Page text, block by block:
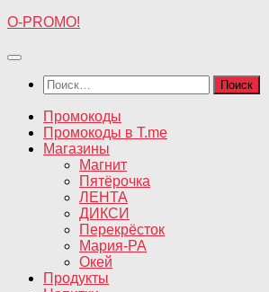
Перейти
содержимому
O-PROMO!
Найти:
Промокоды
Промокоды в T.me
Магазины
Магнит
Пятёрочка
ЛЕНТА
ДИКСИ
Перекрёсток
Мария-РА
Окей
Продукты